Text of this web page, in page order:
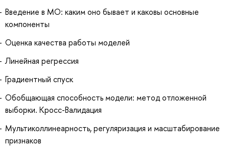
Введение в МО: каким оно бывает и каковы основные
компоненты
Оценка качества работы моделей
Линейная регрессия
Градиентный спуск
Обобщающая способность модели: метод отложенной
выборки. Кросс-Валидация
Мультиколлинеарность, регуляризация и масштабирование
признаков